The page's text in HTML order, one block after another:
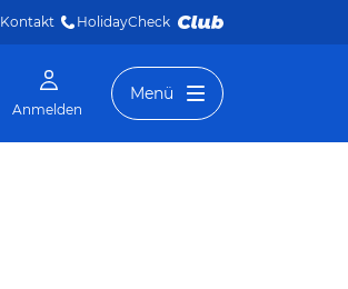
Kontakt HolidayCheck
Anmelden
Menü